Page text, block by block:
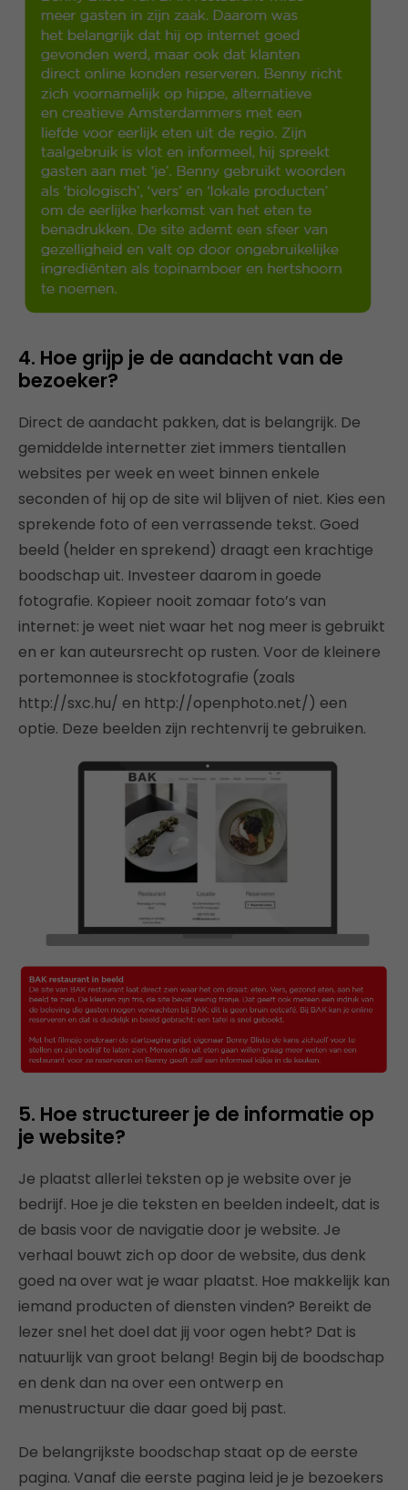
4. Hoe grijp je de aandacht van de
bezoeker?
Direct de aandacht pakken, dat is belangrijk. De
gemiddelde internetter ziet immers tientallen
websites per week en weet binnen enkele
seconden of hij op de site wil blijven of niet. Kies een
sprekende foto of een verrassende tekst. Goed
beeld (helder en sprekend) draagt een krachtige
boodschap uit. Investeer daarom in goede
fotografie. Kopieer nooit zomaar foto’s van
internet: je weet niet waar het nog meer is gebruikt
en er kan auteursrecht op rusten. Voor de kleinere
portemonnee is stockfotografie (zoals
http://sxc.hu/ en http://openphoto.net/) een
optie. Deze beelden zijn rechtenvrij te gebruiken.
5. Hoe structureer je de informatie op
je website?
Je plaatst allerlei teksten op je website over je
bedrijf. Hoe je die teksten en beelden indeelt, dat is
de basis voor de navigatie door je website. Je
verhaal bouwt zich op door de website, dus denk
goed na over wat je waar plaatst. Hoe makkelijk kan
iemand producten of diensten vinden? Bereikt de
lezer snel het doel dat jij voor ogen hebt? Dat is
natuurlijk van groot belang! Begin bij de boodschap
en denk dan na over een ontwerp en
menustructuur die daar goed bij past.
De belangrijkste boodschap staat op de eerste
pagina. Vanaf die eerste pagina leid je je bezoekers